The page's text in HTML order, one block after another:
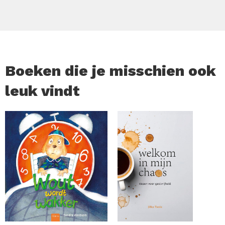
Afwisselend tussen Sardinië en Milaan moeten de drie
alles op alles zetten in hun jacht op een ongrijpbare
‘Huiveringwekkend, maar tegelijk onweerstaanbaar.’ – LE
SOIR ‘Eva en Mara vormen als onmogelijk duo de perfecte
tegenhanger van een duister en gewelddadig plot. Hun
ruzies zijn een welkome verademing te midden van de
spanning. Pulixi schrijft geen bloedige thrillers met
onwerkelijke moordenaars.
Hij probeert het kwaad echt te verklaren, door de manier
waarop mensen, aanvankelijk gemotiveerd door de
beste bedoelingen, in pure slechtheid kunnen vervallen.’ –
Boeken die je misschien ook
leuk vindt